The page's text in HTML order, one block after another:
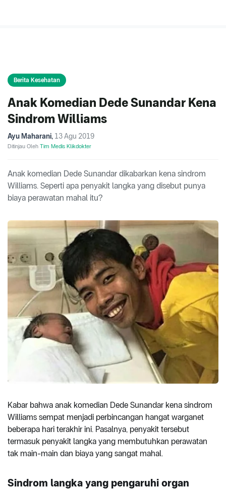
Berita Kesehatan
Anak Komedian Dede Sunandar Kena
Sindrom Williams
Ayu Maharani, 13 Agu 2019
Ditinjau Oleh Tim Medis Klikdokter
Anak komedian Dede Sunandar dikabarkan kena sindrom
Williams. Seperti apa penyakit langka yang disebut punya
biaya perawatan mahal itu?
Kabar bahwa anak komedian Dede Sunandar kena sindrom
Williams sempat menjadi perbincangan hangat warganet
beberapa hari terakhir ini. Pasalnya, penyakit tersebut
termasuk penyakit langka yang membutuhkan perawatan
tak main-main dan biaya yang sangat mahal.
Sindrom langka yang pengaruhi organ